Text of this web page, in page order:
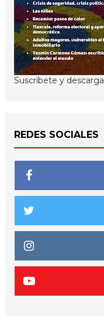
Suscríbete y descarga
REDES SOCIALES